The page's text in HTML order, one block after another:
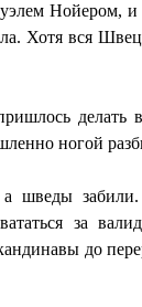
Нойером, и
Хотя вся
ногой
шведы
за
до